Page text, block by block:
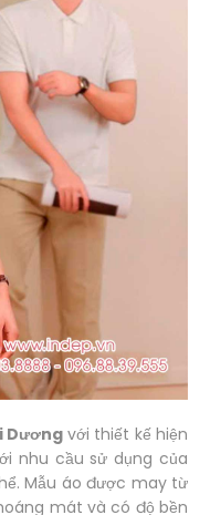
Dươngvới thiết kế hiện
nhu cầu sử dụng của
Mẫu áo được may từ
mát và có độ bền